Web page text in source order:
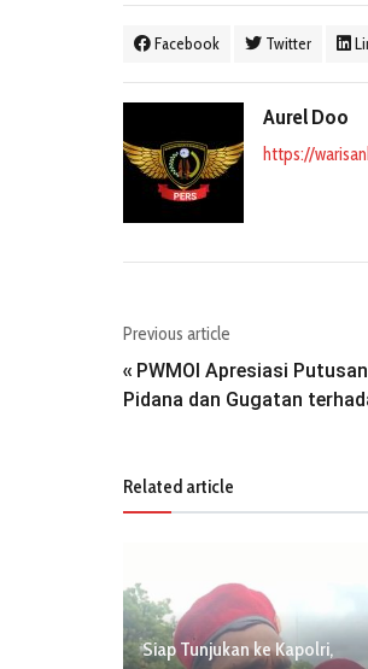
Facebook Twitter
Aurel Doo
https://
Previous article
« PWMOI Apresiasi
Pidana dan Gugatan
Related article
Siap Tunjukan ke Kapolri,